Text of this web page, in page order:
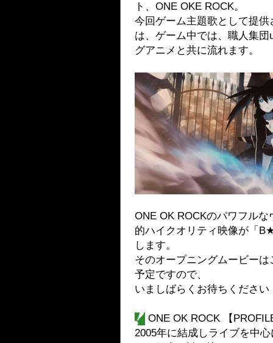
ト、ONE OKE ROCK。
今回ゲーム主題歌として提
は、ゲーム中では、職人集
グアニメと共に流れます。
ONE OK ROCKのパワフル
的ハイクオリティ映像が「
します。
そのオープニングムービー
予定ですので、
いましばらくお待ちください
ONE OK ROCK 【
2005年に結成しライブを中